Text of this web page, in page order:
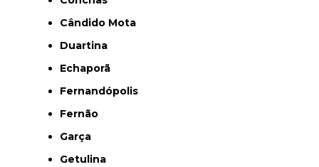
Cândido Mota
Duartina
Echaporã
Fernandópolis
Fernão
Garça
Getulina